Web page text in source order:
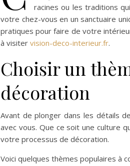
racines ou les traditions
votre chez-vous en un sanctuaire
pratiques pour faire de votre
à visiter vision-deco-interieur.fr.
Choisir un
décoration
Avant de plonger dans les détails
avec vous. Que ce soit une culture
votre processus de décoration.
Voici quelques thèmes populaires à